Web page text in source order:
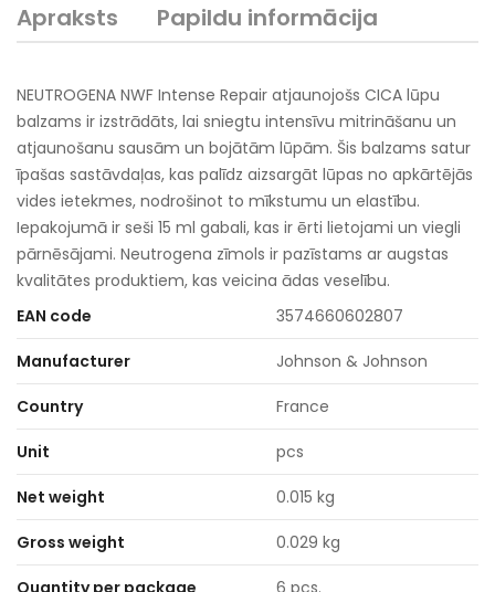
Apraksts Papildu informācija
NEUTROGENA NWF Intense Repair atjaunojošs CICA lūpu
balzams ir izstrādāts, lai sniegtu intensīvu mitrināšanu un
atjaunošanu sausām un bojātām lūpām. Šis balzams satur
īpašas sastāvdaļas, kas palīdz aizsargāt lūpas no apkārtējās
vides ietekmes, nodrošinot to mīkstumu un elastību.
Iepakojumā ir seši 15 ml gabali, kas ir ērti lietojami un viegli
pārnēsājami. Neutrogena zīmols ir pazīstams ar augstas
kvalitātes produktiem, kas veicina ādas veselību.
EAN code
3574660602807
Manufacturer Johnson & Johnson
Country France
Unit pcs
Net weight 0.015 kg
Gross weight 0.029 kg
Quantity per package 6 pcs.